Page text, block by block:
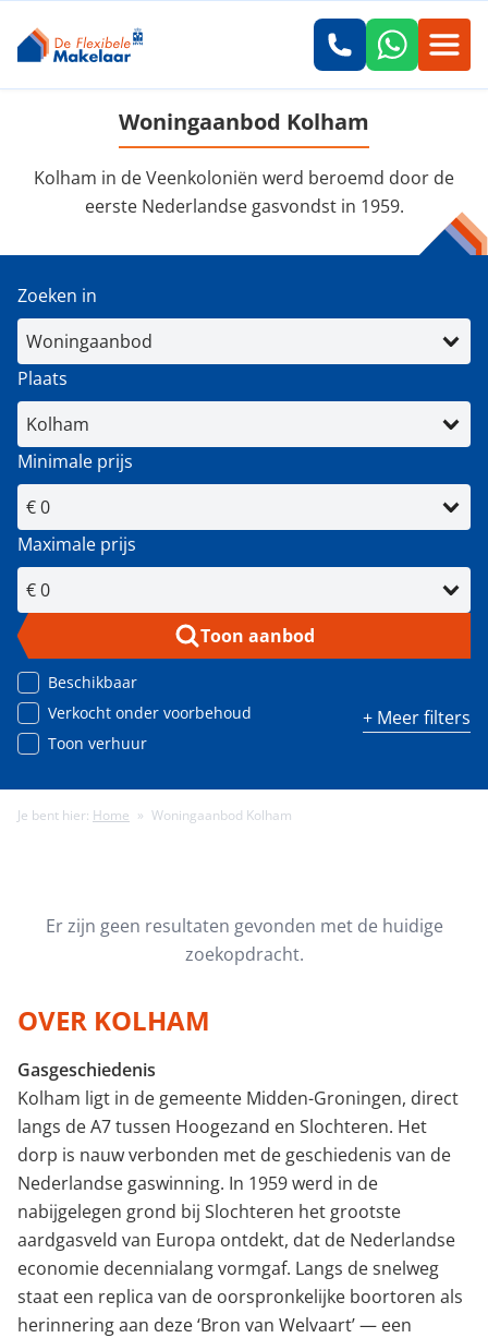
Woningaanbod Kolham
Kolham in de Veenkoloniën werd beroemd door de
eerste Nederlandse gasvondst in 1959.
Zoeken in
Plaats
Minimale prijs
Maximale prijs
Toon aanbod
Beschikbaar
Verkocht onder voorbehoud
Toon verhuur
+ Meer filters
Minimale energielabel
Minimale gebruiksoppervlakte (m²)
Minimaal aantal kamers
Je bent hier: Home » Woningaanbod Kolham
Er zijn geen resultaten gevonden met de huidige
zoekopdracht.
OVER KOLHAM
Gasgeschiedenis
Kolham ligt in de gemeente Midden-Groningen, direct
langs de A7 tussen Hoogezand en Slochteren. Het
dorp is nauw verbonden met de geschiedenis van de
Nederlandse gaswinning. In 1959 werd in de
nabijgelegen grond bij Slochteren het grootste
aardgasveld van Europa ontdekt, dat de Nederlandse
economie decennialang vormgaf. Langs de snelweg
staat een replica van de oorspronkelijke boortoren als
herinnering aan deze ‘Bron van Welvaart’ — een